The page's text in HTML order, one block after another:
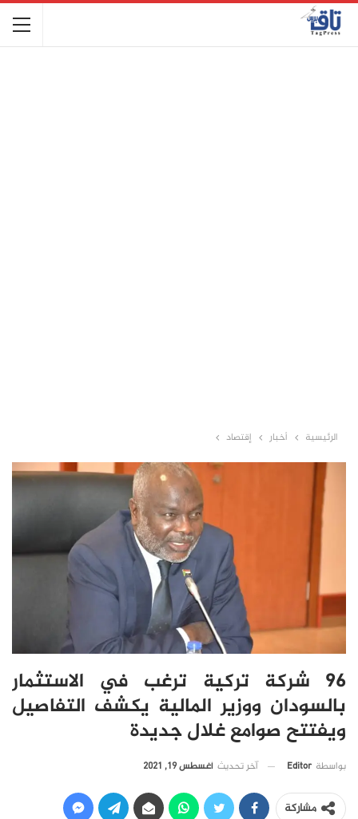
الرئيسية أخبار إقتصاد
96 شركة تركية ترغب في الاستثمار
بالسودان ووزير المالية يكشف التفاصيل
ويفتتح صوامع غلال جديدة
بواسطة Editor آخر تحديث أغسطس 19, 2021
مشاركة